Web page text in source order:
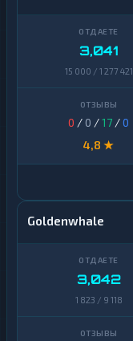
3,041
15 000 / 1 277 421
0 / 0 /17 /0
4,8 ★
Goldenwhale
3,042
1 823 / 9 118